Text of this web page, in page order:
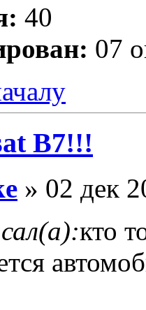
40
07
B7!!!
» 02 дек
кто